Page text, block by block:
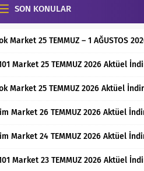
SON KONULAR